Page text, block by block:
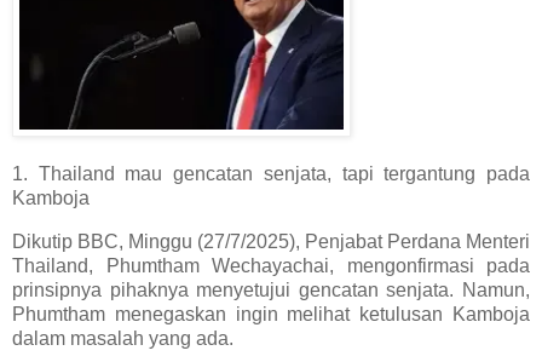
1. Thailand mau gencatan senjata, tapi tergantung pada
Kamboja
Dikutip BBC, Minggu (27/7/2025), Penjabat Perdana Menteri
Thailand, Phumtham Wechayachai, mengonfirmasi pada
prinsipnya pihaknya menyetujui gencatan senjata. Namun,
Phumtham menegaskan ingin melihat ketulusan Kamboja
dalam masalah yang ada.